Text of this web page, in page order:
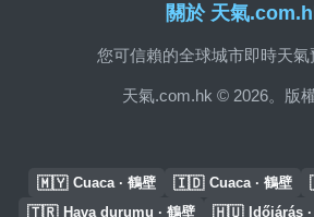
關於 天氣
您可信賴的全球城市即時天氣
天氣.com.hk © 2026。版權
🇲🇾 Cuaca · 鶴壁 🇮🇩 Cuaca · 鶴壁
🇹🇷 Hava durumu · 鶴壁 🇭🇺 Időjárás